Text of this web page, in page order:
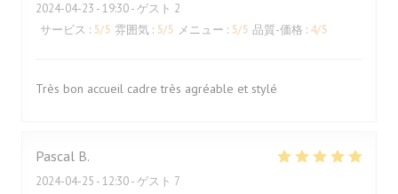
2024-04-23 - 19:30 - ゲスト 2
サービス : 5/5 雰囲気 : 5/5 メニュー : 5/5 品質-価格 : 4/5
Très bon accueil cadre très agréable et stylé
Pascal B
2024-04-25 - 12:30 - ゲスト 7